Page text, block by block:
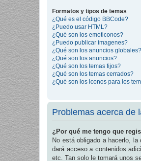
Formatos y tipos de temas
¿Qué es el código BBCode?
¿Puedo usar HTML?
¿Qué son los emoticonos?
¿Puedo publicar imagenes?
¿Qué son los anuncios globales?
¿Qué son los anuncios?
¿Qué son los temas fijos?
¿Qué son los temas cerrados?
¿Qué son los iconos para los
Problemas acerca de
¿Por qué me tengo que
No está obligado a hacerlo,
dará acceso a contenidos
etc. Tan solo le tomará unos